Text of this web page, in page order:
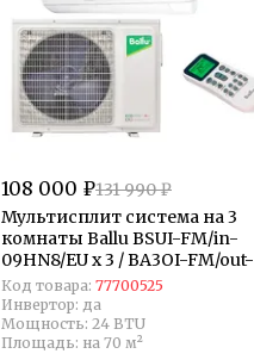
108 000 ₽131 990 ₽
Мультисплит система на 3
комнаты Ballu BSUI-FM/in-
09HN8/EU x 3 / BA3OI-FM/out-
27HN8/EU
Код товара: 77700525
Инвертор: да
Мощность: 24 BTU
Площадь: на 70 м²